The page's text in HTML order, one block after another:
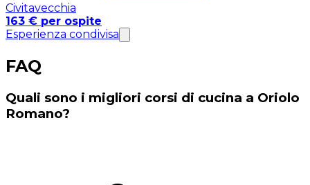
Civitavecchia
163 € per ospite
Esperienza condivisa
FAQ
Quali sono i migliori corsi di cucina a Oriolo
Romano?